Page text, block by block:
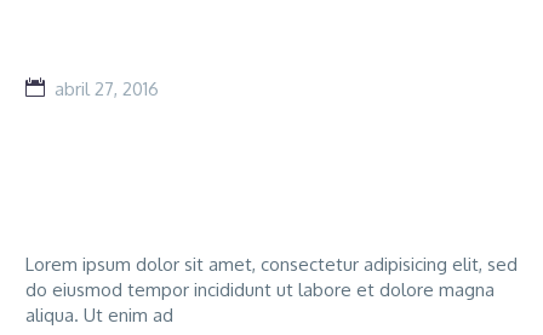
abril 27, 2016
Lorem ipsum dolor sit amet, consectetur adipisicing elit, sed
do eiusmod tempor incididunt ut labore et dolore magna
aliqua. Ut enim ad